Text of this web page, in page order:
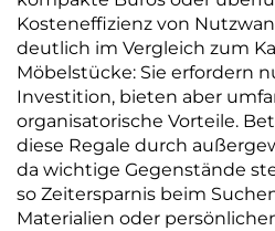
Kosteneffizienz von
deutlich im Vergleich zum
Möbelstücke: Sie erfordern
Investition, bieten aber
organisatorische Vorteile.
diese Regale durch
da wichtige Gegenstände
so Zeitersparnis beim
Materialien oder